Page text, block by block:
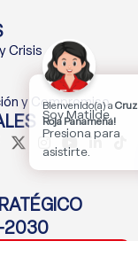
Crisis
y Compromiso
2030
Bienvenido(a) a Cruz
Roja Panameña!
Soy Matilde.
Presiona para
asistirte.